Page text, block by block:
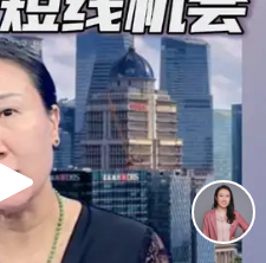
Play
Video